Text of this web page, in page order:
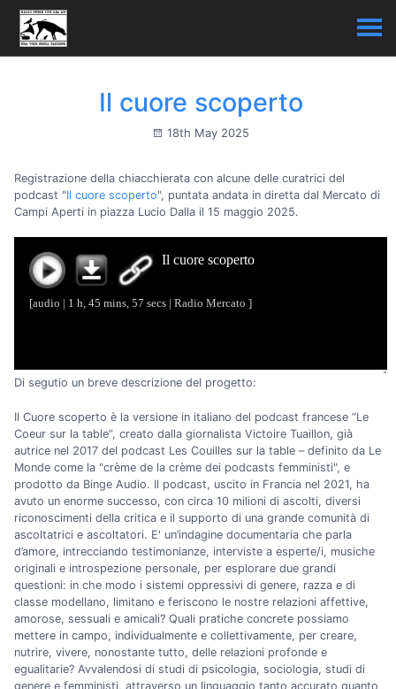
Il cuore scoperto
18th May 2025
Registrazione della chiacchierata con alcune delle curatrici del
podcast "Il cuore scoperto", puntata andata in diretta dal Mercato di
Campi Aperti in piazza Lucio Dalla il 15 maggio 2025.
Di segutio un breve descrizione del progetto:
Il Cuore scoperto è la versione in italiano del podcast francese “Le
Coeur sur la table”, creato dalla giornalista Victoire Tuaillon, già
autrice nel 2017 del podcast Les Couilles sur la table – definito da Le
Monde come la "crème de la crème dei podcasts femministi", e
prodotto da Binge Audio. Il podcast, uscito in Francia nel 2021, ha
avuto un enorme successo, con circa 10 milioni di ascolti, diversi
riconoscimenti della critica e il supporto di una grande comunità di
ascoltatrici e ascoltatori. E' un’indagine documentaria che parla
d’amore, intrecciando testimonianze, interviste a esperte/i, musiche
originali e introspezione personale, per esplorare due grandi
questioni: in che modo i sistemi oppressivi di genere, razza e di
classe modellano, limitano e feriscono le nostre relazioni affettive,
amorose, sessuali e amicali? Quali pratiche concrete possiamo
mettere in campo, individualmente e collettivamente, per creare,
nutrire, vivere, nonostante tutto, delle relazioni profonde e
egualitarie? Avvalendosi di studi di psicologia, sociologia, studi di
genere e femministi, attraverso un linguaggio tanto accurato quanto